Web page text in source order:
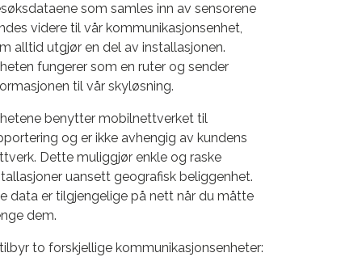
som samles inn av sensorene
videre til vår kommunikasjonsenhet,
alltid utgjør en del av installasjonen.
fungerer som en ruter og sender
til vår skyløsning.
benytter mobilnettverket til
og er ikke avhengig av kundens
Dette muliggjør enkle og raske
uansett geografisk beliggenhet.
data er tilgjengelige på nett når du måtte
dem.
to forskjellige kommunikasjonsenheter: